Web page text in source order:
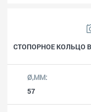
СТОПОРНОЕ КОЛЬЦО В
57